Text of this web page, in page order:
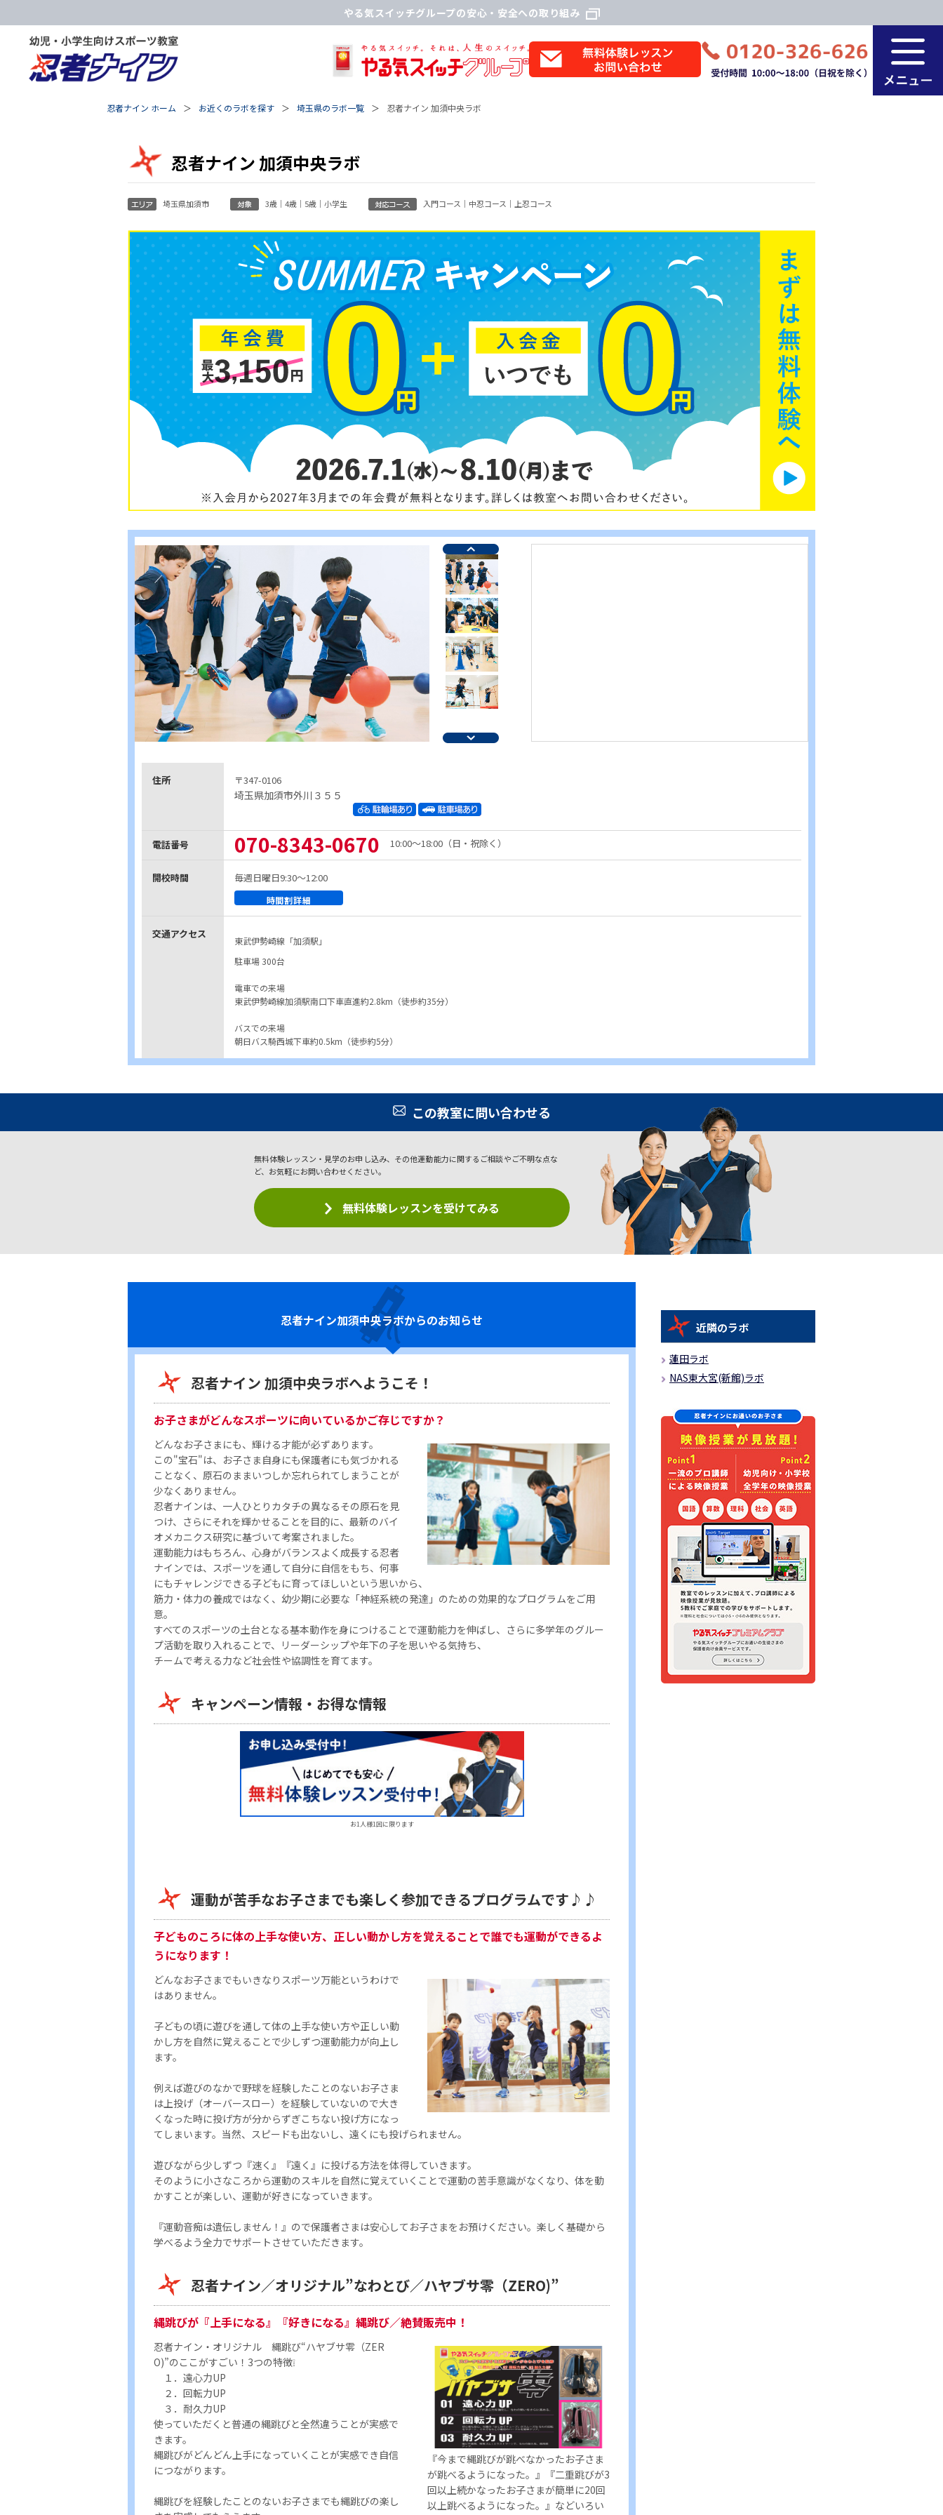
やる気スイッチグループの安心・安全への取り組み
忍者ナイン ホーム お近くのラボを探す 埼玉県のラボ一覧 忍者ナイン 加須中央ラボ
忍者ナイン 加須中央ラボ
埼玉県加須市 3歳｜4歳｜5歳｜小学生 入門コース｜中忍コース｜上忍コース
住所 〒347-0106
埼玉県加須市外川３５５
電話番号 070-8343-0670 10:00～18:00（日・祝除く）
開校時間 毎週日曜日9:30～12:00
時間割詳細
交通アクセス
東武伊勢崎線「加須駅」
駐車場 300台
電車での来場
東武伊勢崎線加須駅南口下車直進約2.8km（徒歩約35分）
バスでの来場
朝日バス騎西城下車約0.5km（徒歩約5分）
この教室に問い合わせる
無料体験レッスン・見学のお申し込み、その他運動能力に関するご相談やご不明な点な
ど、お気軽にお問い合わせください。
無料体験レッスンを受けてみる
忍者ナイン加須中央ラボからのお知らせ
忍者ナイン 加須中央ラボへようこそ！
お子さまがどんなスポーツに向いているかご存じですか？
どんなお子さまにも、輝ける才能が必ずあります。
この"宝石"は、お子さま自身にも保護者にも気づかれる
ことなく、原石のままいつしか忘れられてしまうことが
少なくありません。
忍者ナインは、一人ひとりカタチの異なるその原石を見
つけ、さらにそれを輝かせることを目的に、最新のバイ
オメカニクス研究に基づいて考案されました。
運動能力はもちろん、心身がバランスよく成長する忍者
ナインでは、スポーツを通して自分に自信をもち、何事
にもチャレンジできる子どもに育ってほしいという思いから、
筋力・体力の養成ではなく、幼少期に必要な「神経系統の発達」のための効果的なプログラムをご用
意。
すべてのスポーツの土台となる基本動作を身につけることで運動能力を伸ばし、さらに多学年のグルー
プ活動を取り入れることで、リーダーシップや年下の子を思いやる気持ち、
チームで考える力など社会性や協調性を育てます。
キャンペーン情報・お得な情報
お1人様1回に限ります
運動が苦手なお子さまでも楽しく参加できるプログラムです♪♪
子どものころに体の上手な使い方、正しい動かし方を覚えることで誰でも運動ができるよ
うになります！
どんなお子さまでもいきなりスポーツ万能というわけで
はありません。
子どもの頃に遊びを通して体の上手な使い方や正しい動
かし方を自然に覚えることで少しずつ運動能力が向上し
ます。
例えば遊びのなかで野球を経験したことのないお子さま
は上投げ（オーバースロー）を経験していないので大き
くなった時に投げ方が分からずぎこちない投げ方になっ
てしまいます。当然、スピードも出ないし、遠くにも投げられません。
遊びながら少しずつ『速く』『遠く』に投げる方法を体得していきます。
そのように小さなころから運動のスキルを自然に覚えていくことで運動の苦手意識がなくなり、体を動
かすことが楽しい、運動が好きになっていきます。
『運動音痴は遺伝しません！』ので保護者さまは安心してお子さまをお預けください。楽しく基礎から
学べるよう全力でサポートさせていただきます。
忍者ナイン／オリジナル”なわとび／ハヤブサ零（ZERO)”
縄跳びが『上手になる』『好きになる』縄跳び／絶賛販売中！
『今まで縄跳びが跳べなかったお子さま
が跳べるようになった。』『二重跳びが3
回以上続かなったお子さまが簡単に20回
以上跳べるようになった。』などいろい
忍者ナイン・オリジナル 縄跳び“ハヤブサ零（ZER
O)”のここがすごい！3つの特徴❕
１．遠心力UP
２．回転力UP
３．耐久力UP
使っていただくと普通の縄跳びと全然違うことが実感で
きます。
縄跳びがどんどん上手になっていくことが実感でき自信
につながります。
縄跳びを経験したことのないお子さまでも縄跳びの楽し
近隣のラボ
蓮田ラボ
NAS東大宮(新館)ラボ